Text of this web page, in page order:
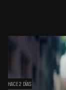
HACE 2 DÍAS